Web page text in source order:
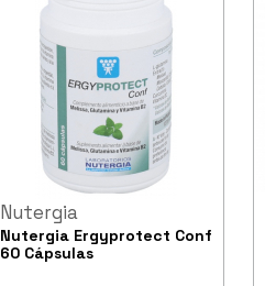
Nutergia
Nutergia Ergyprotect Conf
60 Cápsulas